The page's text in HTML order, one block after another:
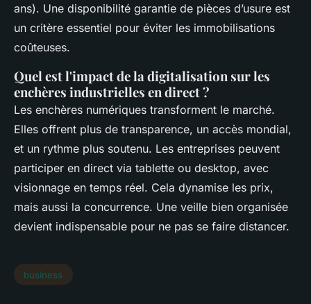
ans). Une disponibilité garantie de pièces d’usure est
un critère essentiel pour éviter les immobilisations
coûteuses.
Quel est l'impact de la digitalisation sur les
enchères industrielles en direct ?
Les enchères numériques transforment le marché.
Elles offrent plus de transparence, un accès mondial,
et un rythme plus soutenu. Les entreprises peuvent
participer en direct via tablette ou desktop, avec
visionnage en temps réel. Cela dynamise les prix,
mais aussi la concurrence. Une veille bien organisée
devient indispensable pour ne pas se faire distancer.
business